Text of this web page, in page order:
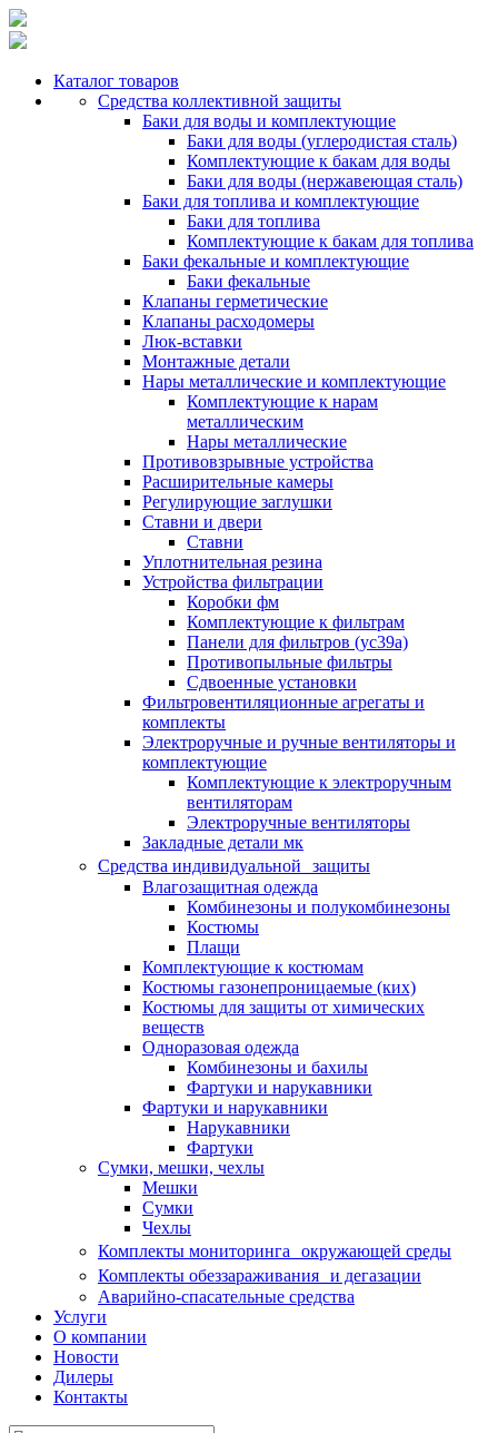
Каталог товаров
Средства коллективной защиты
Баки для воды и комплектующие
Баки для воды (углеродистая сталь)
Комплектующие к бакам для воды
Баки для воды (нержавеющая сталь)
Баки для топлива и комплектующие
Баки для топлива
Комплектующие к бакам для топлива
Баки фекальные и комплектующие
Баки фекальные
Клапаны герметические
Клапаны расходомеры
Люк-вставки
Монтажные детали
Нары металлические и комплектующие
Комплектующие к нарам
металлическим
Нары металлические
Противовзрывные устройства
Расширительные камеры
Регулирующие заглушки
Ставни и двери
Ставни
Уплотнительная резина
Устройства фильтрации
Коробки фм
Комплектующие к фильтрам
Панели для фильтров (ус39а)
Противопыльные фильтры
Сдвоенные установки
Фильтровентиляционные агрегаты и
комплекты
Электроручные и ручные вентиляторы и
комплектующие
Комплектующие к электроручным
вентиляторам
Электроручные вентиляторы
Закладные детали мк
Средства индивидуальной защиты
Влагозащитная одежда
Комбинезоны и полукомбинезоны
Костюмы
Плащи
Комплектующие к костюмам
Костюмы газонепроницаемые (ких)
Костюмы для защиты от химических
веществ
Одноразовая одежда
Комбинезоны и бахилы
Фартуки и нарукавники
Фартуки и нарукавники
Нарукавники
Фартуки
Сумки, мешки, чехлы
Мешки
Сумки
Чехлы
Комплекты мониторинга окружающей среды
Комплекты обеззараживания и дегазации
Аварийно-спасательные средства
Услуги
О компании
Новости
Дилеры
Контакты